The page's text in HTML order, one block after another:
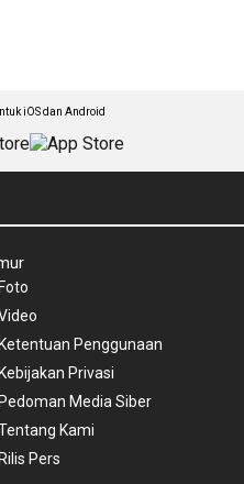
iOS dan Android
Foto
Ketentuan Penggunaan
Kebijakan Privasi
Pedoman Media Siber
Kami
Rilis Pers